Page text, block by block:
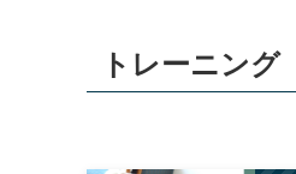
トレーニング